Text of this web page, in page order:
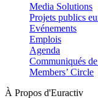
Media Solutions
Projets publics
Evénements
Emplois
Agenda
Communiqués
Members’ Circle
À Propos d'Euractiv